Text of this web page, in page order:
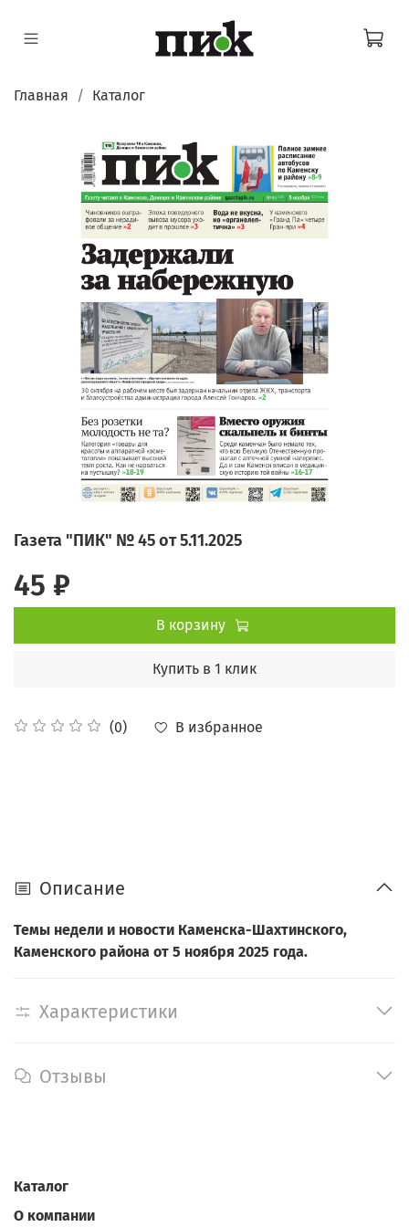
Главная Каталог
Газета "ПИК" № 45 от 5.11.2025
(0) В избранное
45 ₽
В корзину
Купить в 1 клик
Описание
Темы недели и новости Каменска-Шахтинского,
Каменского района от 5 ноября 2025 года.
Характеристики
Отзывы
Каталог
О компании